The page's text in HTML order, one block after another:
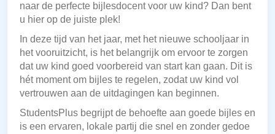
naar de perfecte bijlesdocent voor uw kind? Dan bent
u hier op de juiste plek!
In deze tijd van het jaar, met het nieuwe schooljaar in
het vooruitzicht, is het belangrijk om ervoor te zorgen
dat uw kind goed voorbereid van start kan gaan. Dit is
hét moment om bijles te regelen, zodat uw kind vol
vertrouwen aan de uitdagingen kan beginnen.
StudentsPlus begrijpt de behoefte aan goede bijles en
is een ervaren, lokale partij die snel en zonder gedoe